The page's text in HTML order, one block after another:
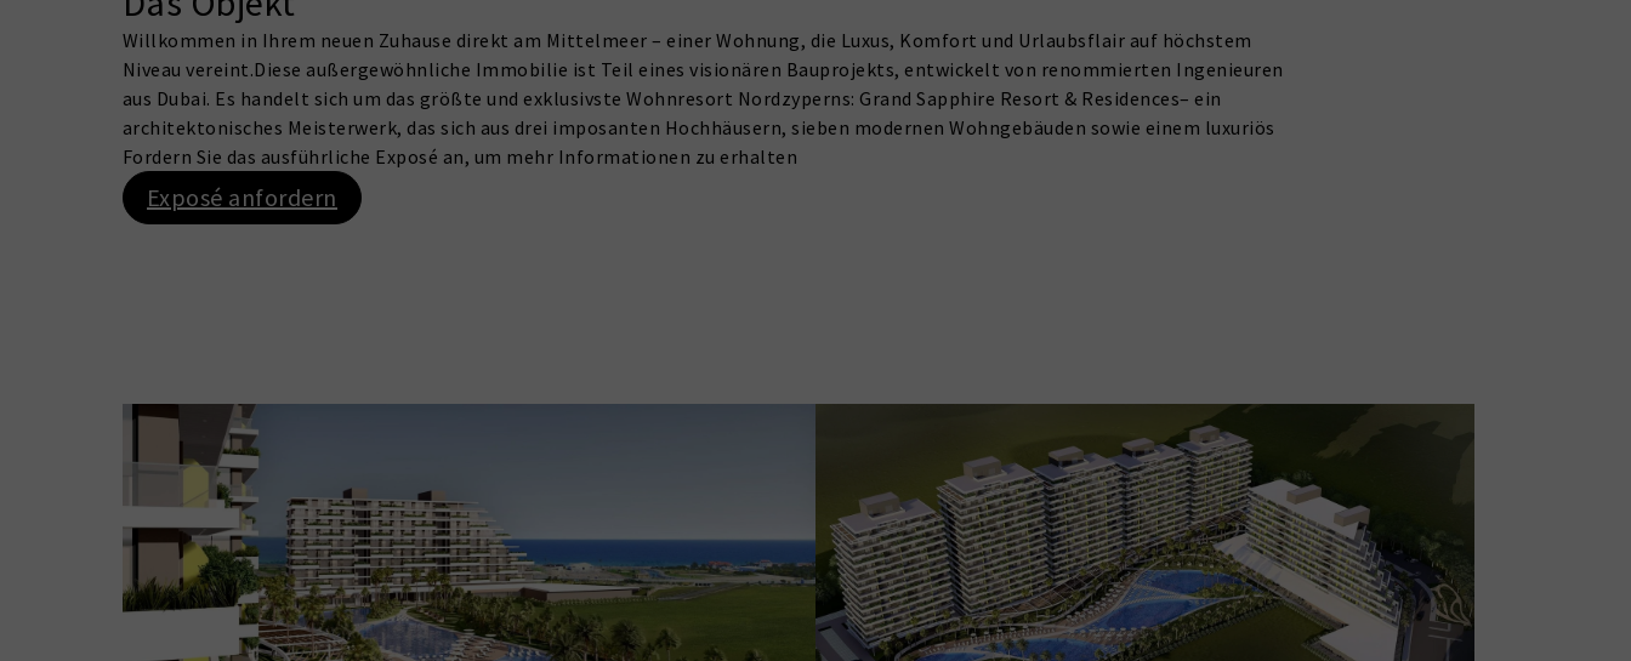
Willkommen in Ihrem neuen Zuhause direkt am Mittelmeer – einer Wohnung, die Luxus, Komfort und Urlaubsflair auf höchstem
Niveau vereint.Diese außergewöhnliche Immobilie ist Teil eines visionären Bauprojekts, entwickelt von renommierten Ingenieuren
aus Dubai. Es handelt sich um das größte und exklusivste Wohnresort Nordzyperns: Grand Sapphire Resort & Residences– ein
architektonisches Meisterwerk, das sich aus drei imposanten Hochhäusern, sieben modernen Wohngebäuden sowie einem luxuriös
Fordern Sie das ausführliche Exposé an, um mehr Informationen zu erhalten
Exposé anfordern